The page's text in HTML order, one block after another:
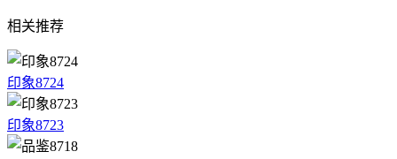
相关推荐
印象8724
印象8723